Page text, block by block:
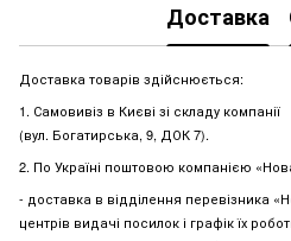
Доставка
Доставка товарів здійснюється:
1. Самовивіз в Києві зі складу компанії
(вул. Богатирська, 9, ДОК 7).
2. По Україні поштовою компанією
- доставка в відділення перевізника
центрів видачі посилок і графік їх